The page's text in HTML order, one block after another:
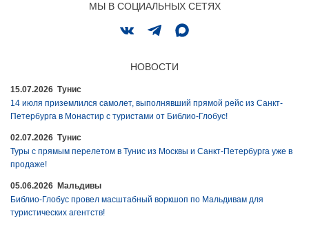
МЫ В СОЦИАЛЬНЫХ СЕТЯХ
НОВОСТИ
15.07.2026 Тунис
14 июля приземлился самолет, выполнявший прямой рейс из Санкт-
Петербурга в Монастир с туристами от Библио-Глобус!
02.07.2026 Тунис
Туры с прямым перелетом в Тунис из Москвы и Санкт-Петербурга уже в
продаже!
05.06.2026 Мальдивы
Библио-Глобус провел масштабный воркшоп по Мальдивам для
туристических агентств!